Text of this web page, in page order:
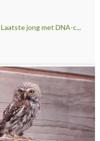
jong met DNA-c...